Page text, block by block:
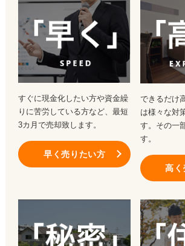
すぐに現金化したい方や資金繰
りに苦労している方など、最短
3カ月で売却致します。
早く売りたい方
できるだけ
は様々な対
す。その一
す。
高く